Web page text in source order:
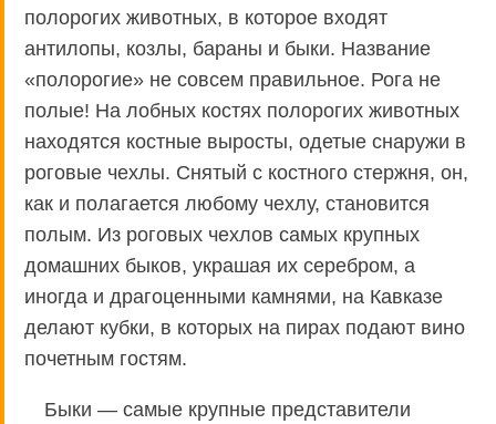
полорогих животных, в которое входят
антилопы, козлы, бараны и быки. Название
«полорогие» не совсем правильное. Рога не
полые! На лобных костях полорогих животных
находятся костные выросты, одетые снаружи в
роговые чехлы. Снятый с костного стержня, он,
как и полагается любому чехлу, становится
полым. Из роговых чехлов самых крупных
домашних быков, украшая их серебром, а
иногда и драгоценными камнями, на Кавказе
делают кубки, в которых на пирах подают вино
почетным гостям.
Быки — самые крупные представители